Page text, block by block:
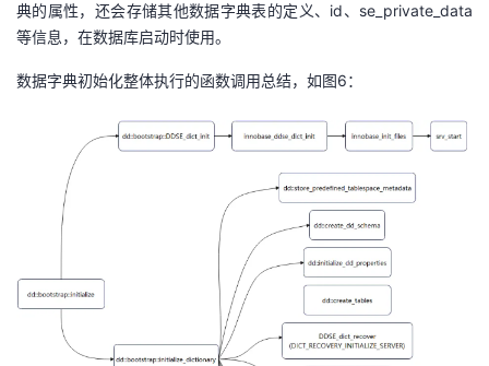
典的属性，还会存储其他数据字典表的定义、id、se_private_data
等信息，在数据库启动时使用。
数据字典初始化整体执行的函数调用总结，如图6：